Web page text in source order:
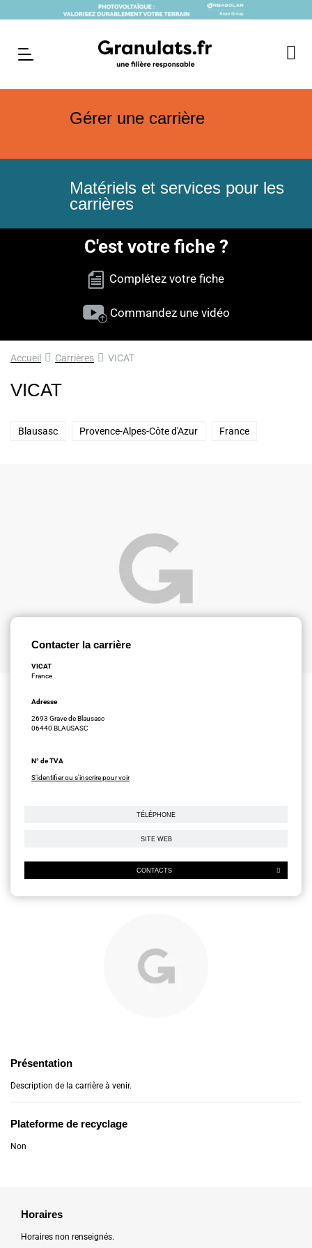
Gérer une carrière
Matériels et services pour les
carrières
C'est votre fiche ?
Complétez votre fiche
Commandez une vidéo
Accueil Carrières VICAT
VICAT
Blausasc Provence-Alpes-Côte d'Azur France
Contacter la carrière
VICAT
France
Adresse
2693 Grave de Blausasc
06440 BLAUSASC
N° de TVA
S'identifier ou s'inscrire pour voir
TÉLÉPHONE
SITE WEB
CONTACTS
Présentation
Description de la carrière à venir.
Plateforme de recyclage
Non
Horaires
Horaires non renseignés.